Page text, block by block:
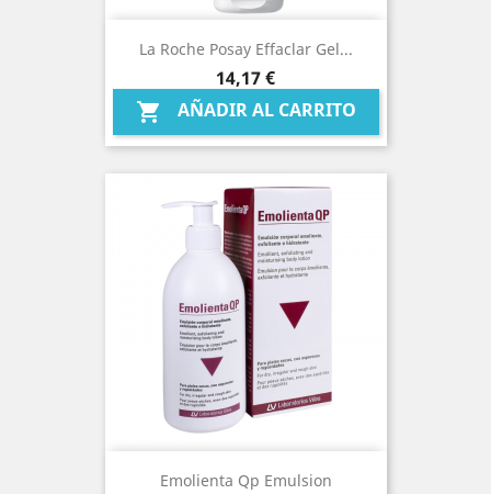
La Roche Posay Effaclar Gel...
Precio
14,17 €
 AÑADIR AL CARRITO
Emolienta Qp Emulsion